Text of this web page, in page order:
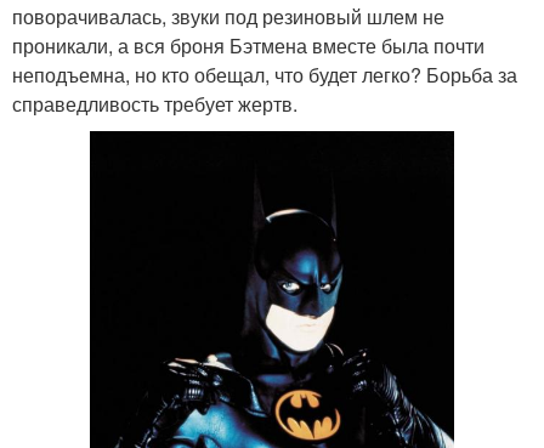
поворачивалась, звуки под резиновый шлем не
проникали, а вся броня Бэтмена вместе была почти
неподъемна, но кто обещал, что будет легко? Борьба за
справедливость требует жертв.